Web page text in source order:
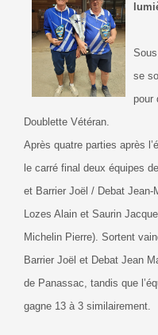
se
pour
Doublette Vétéran.
Après quatre parties après
le carré final deux équipes
et Barrier Joël / Debat
Lozes Alain et Saurin
Michelin Pierre). Sortent
Barrier Joël et Debat Jean
de Panassac, tandis que
gagne 13 à 3 similairement.